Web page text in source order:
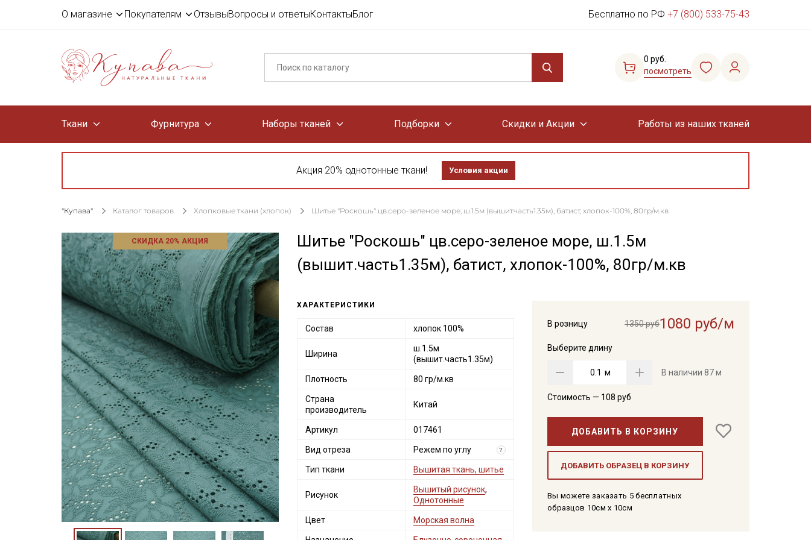
О магазине Покупателям ОтзывыВопросы и ответыКонтактыБлог Бесплатно по РФ +7 (800) 533-75-43
0 руб.
посмотреть
Ткани Фурнитура Наборы тканей Подборки Скидки и Акции Работы из наших тканей
Акция 20% однотонные ткани! Условия акции
"Купава" Каталог товаров Хлопковые ткани (хлопок) Шитье "Роскошь" цв.серо-зеленое море, ш.1.5м (вышит.часть1.35м), батист, хлопок-100%, 80гр/м.кв
СКИДКА 20% АКЦИЯ
Шитье "Роскошь" цв.серо-зеленое море, ш.1.5м
(вышит.часть1.35м), батист, хлопок-100%, 80гр/м.кв
В розницу 1350 руб1080 руб/м
Выберите длину
м В наличии 87 м
Стоимость — 108 руб
ДОБАВИТЬ В КОРЗИНУ
ДОБАВИТЬ ОБРАЗЕЦ В КОРЗИНУ
Вы можете заказать 5 бесплатных
образцов 10см x 10см
ХАРАКТЕРИСТИКИ
Состав хлопок 100%
Ширина
ш.1.5м
(вышит.часть1.35м)
Плотность 80 гр/м.кв
Страна
производитель
Китай
Артикул 017461
Вид отреза Режем по углу ?
Тип ткани Вышитая ткань, шитье
Рисунок
Вышитый рисунок,
Однотонные
Цвет Морская волна